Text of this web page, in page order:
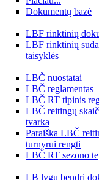
Dokumentų bazė
LBF rinktinių
LBF rinktinių
taisyklės
LBČ nuostatai
LBČ reglamentas
LBČ RT tipinis
LBČ reitingų
tvarka
Paraiška LBČ
turnyrui rengti
LBČ RT sezono
LB lygų bendri